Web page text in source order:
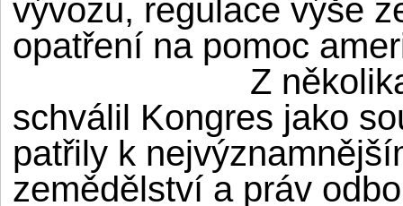
vývozu, regulace výše
opatření na pomoc
Z
schválil Kongres jako
patřily k
zemědělství a práv